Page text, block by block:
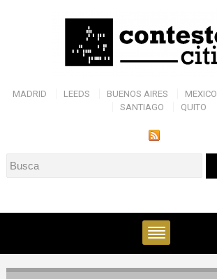
MADRID LEEDS BUENOS AIRES MEXICO
SANTIAGO
QUITO